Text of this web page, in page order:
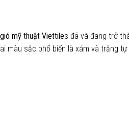
mỹ thuật Viettiles đã và đang trở
màu sắc phổ biến là xám và trắng